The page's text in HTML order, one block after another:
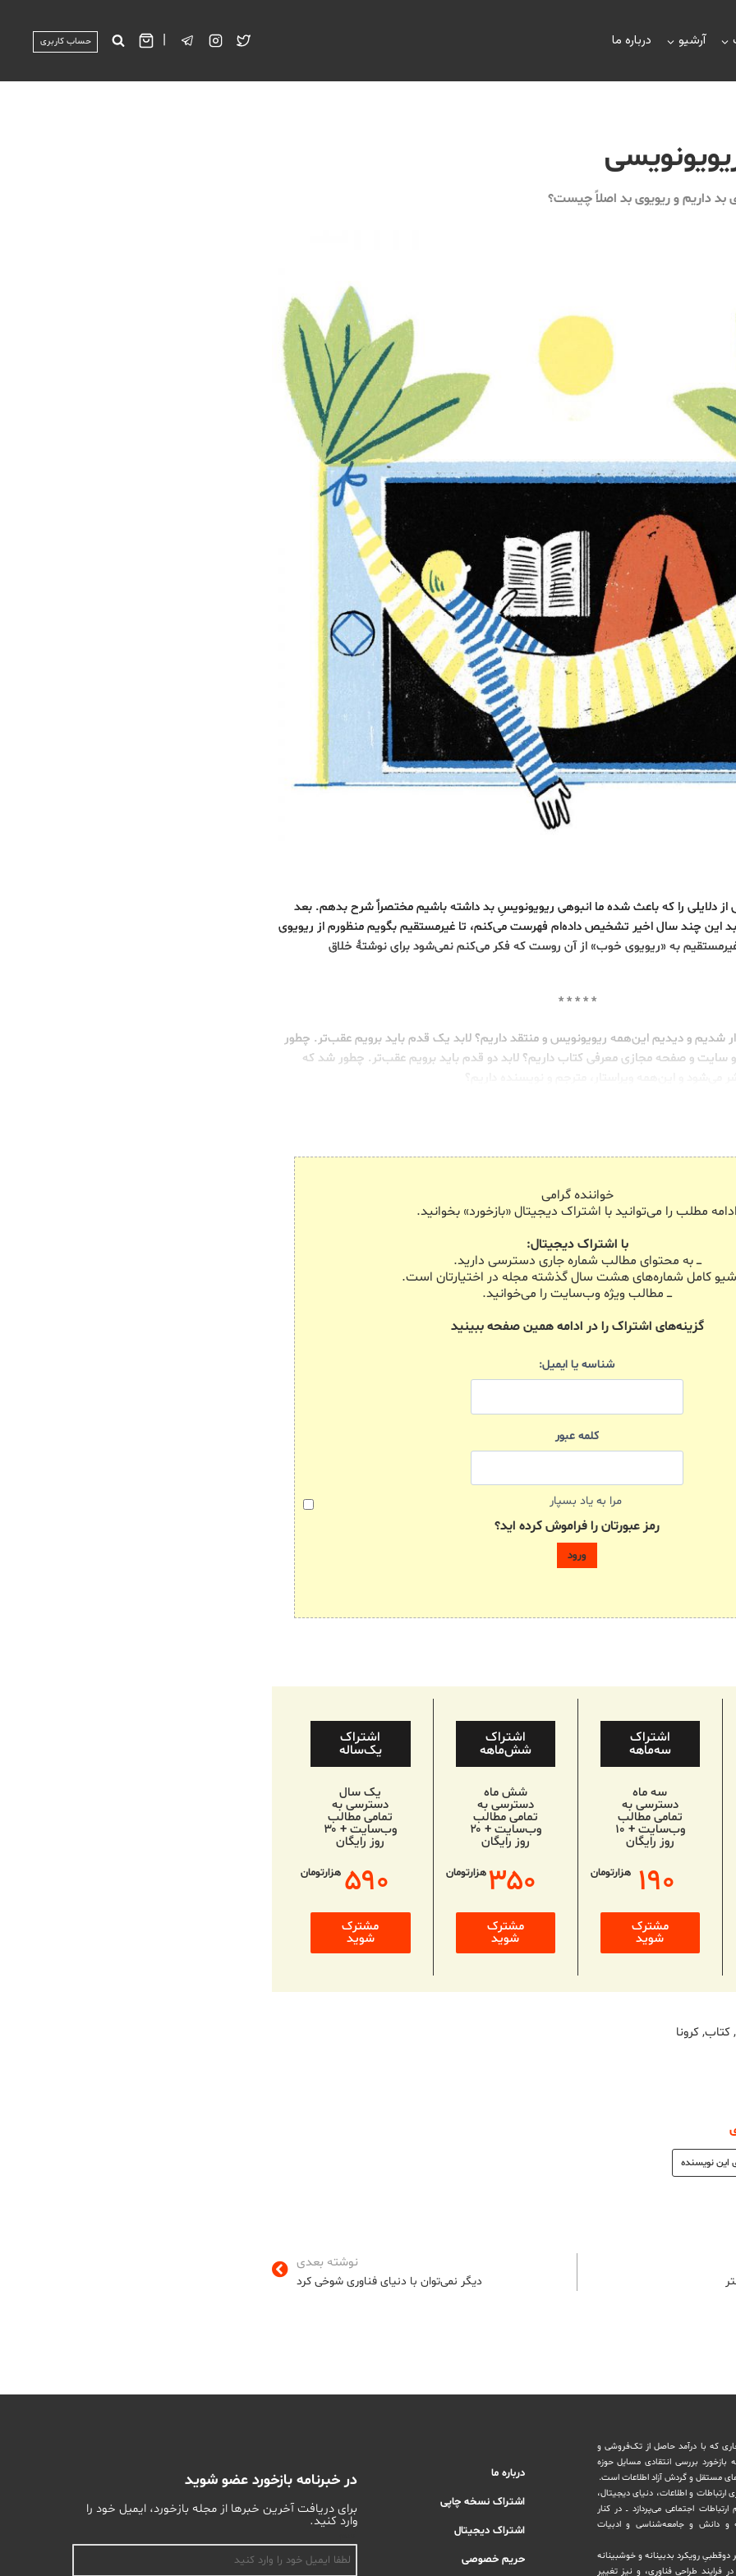
آرشیو درباره ما | حساب کاربری
بد داریم و ریویوی بد اصلاً چیست؟
دلایلی را که باعث شده ما انبوهی ریویو‌نویسِ بد داشته باشیم مختصراً شرح بدهم. بعد
بد این چند سال اخیر تشخیص داده‌ام فهرست می‌کنم، تا غیرمستقیم بگویم منظورم از ریویوی
به «ریویوی خوب» از آن روست که فکر می‌کنم نمی‌شود برای نوشتۀ خلاق
* * * * *
و دیدیم این‌همه ریویونویس و منتقد داریم؟ لابد یک قدم باید برویم عقب‌تر. چطور
و صفحه مجازی معرفی کتاب داریم؟ لابد دو قدم باید برویم عقب‌تر. چطور شد که
خواننده گرامی
ادامه مطلب را می‌توانید با اشتراک دیجیتال «بازخورد» بخوانید.
با اشتراک دیجیتال:
ـــ به محتوای مطالب شماره جاری دسترسی دارید.
آرشیو کامل شماره‌های هشت سال گذشته مجله در اختیارتان است.
ـــ مطالب ویژه وب‌سایت را می‌خوانید.
گزینه‌های اشتراک را در ادامه همین صفحه ببینید
شناسه یا ایمیل:
کلمه عبور
مرا به یاد بسپار
رمز عبورتان را فراموش کرده اید؟
اشتراک
سه‌ماهه
سه ماه
دسترسی به
تمامی مطالب
وب‌سایت + ۱۰
روز رایگان
۱۹۰ هزارتومان
مشترک
شوید
اشتراک
شش‌ماهه
شش ماه
دسترسی به
تمامی مطالب
وب‌سایت + ۲۰
روز رایگان
۳۵۰هزارتومان
مشترک
شوید
اشتراک
یک‌ساله
یک سال
دسترسی به
تمامی مطالب
وب‌سایت + ۳۰
روز رایگان
۵۹۰ هزارتومان
مشترک
شوید
,کتاب,کرونا
این نویسنده
نوشته بعدی
دیگر نمی‌توان با دنیای فناوری شوخی کرد
که با درآمد حاصل از تک‌فروشی و
بررسی انتقادی مسایل حوزه
مستقل و‌ گردش ‏آزاد اطلاعات است.
ارتباطات و اطلاعات، دنیای دیجیتال،
اجتماعی می‌پردازد ــ در کنار
و دانش و ‏جامعه‌شناسی و ادبیات
دوقطبیِ رویکرد بدبینانه و خوشبینانه
طراحی فناوری، و نیز تغییر
درباره ما
اشتراک نسخه چاپی
اشتراک دیجیتال
حریم خصوصی
در خبرنامه بازخورد عضو شوید
برای دریافت آخرین خبرها از مجله بازخورد، ایمیل خود را
وارد کنید.